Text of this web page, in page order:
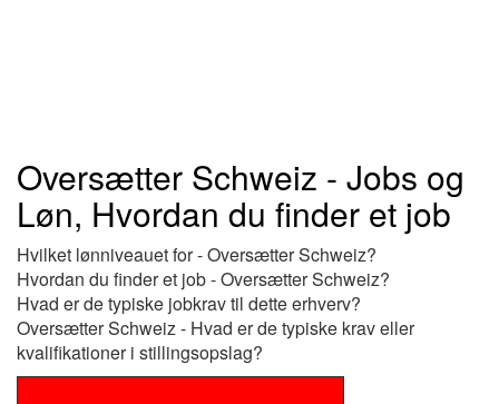
Oversætter Schweiz - Jobs og
Løn, Hvordan du finder et job
Hvilket lønniveauet for - Oversætter Schweiz?
Hvordan du finder et job - Oversætter Schweiz?
Hvad er de typiske jobkrav til dette erhverv?
Oversætter Schweiz - Hvad er de typiske krav eller
kvalifikationer i stillingsopslag?